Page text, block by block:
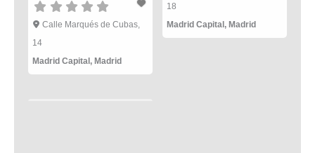
Calle Marqués de Cubas,
14
Madrid Capital , Madrid
18
Madrid Capital , Madrid